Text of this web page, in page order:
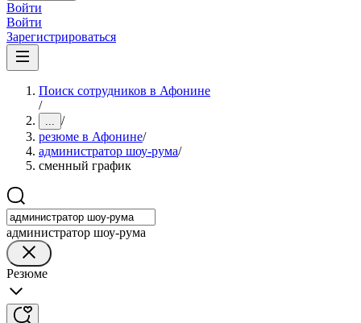
Войти
Войти
Зарегистрироваться
Поиск сотрудников в Афонине
/
... /
резюме в Афонине/
администратор шоу-рума/
сменный график
администратор шоу-рума
Резюме